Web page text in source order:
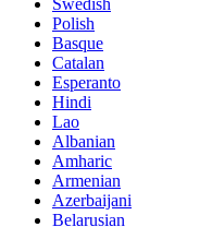
Swedish
Polish
Basque
Catalan
Esperanto
Hindi
Lao
Albanian
Amharic
Armenian
Azerbaijani
Belarusian